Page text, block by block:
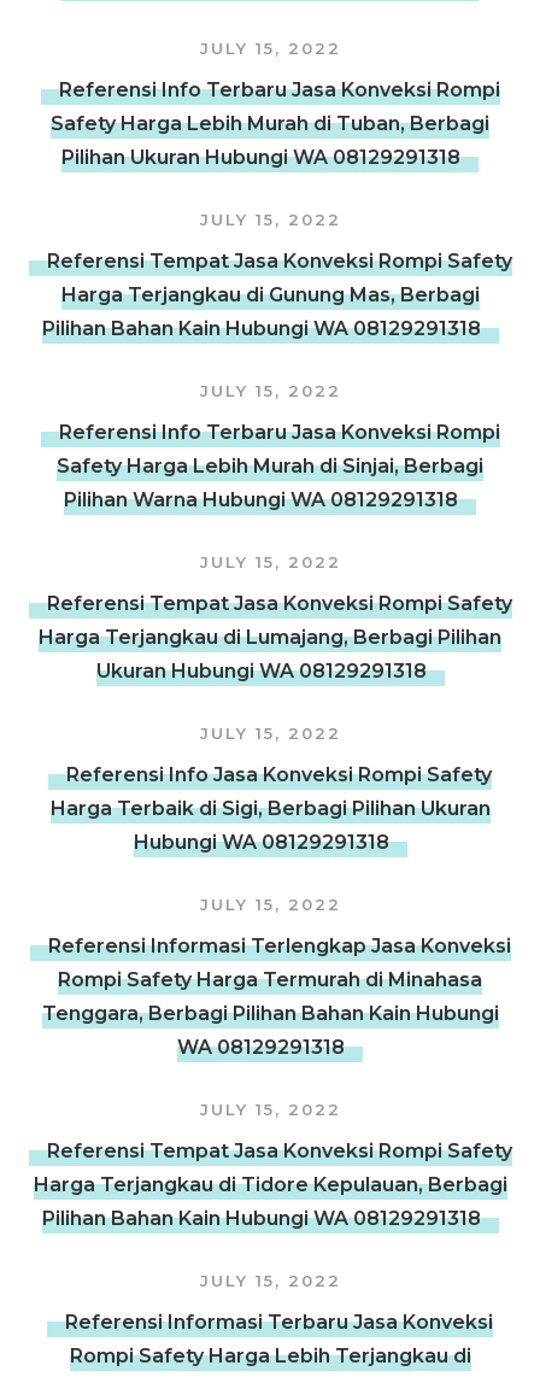
JULY 15, 2022
Referensi Info Terbaru Jasa Konveksi Rompi
Safety Harga Lebih Murah di Tuban, Berbagi
Pilihan Ukuran Hubungi WA 08129291318
JULY 15, 2022
Referensi Tempat Jasa Konveksi Rompi Safety
Harga Terjangkau di Gunung Mas, Berbagi
Pilihan Bahan Kain Hubungi WA 08129291318
JULY 15, 2022
Referensi Info Terbaru Jasa Konveksi Rompi
Safety Harga Lebih Murah di Sinjai, Berbagi
Pilihan Warna Hubungi WA 08129291318
JULY 15, 2022
Referensi Tempat Jasa Konveksi Rompi Safety
Harga Terjangkau di Lumajang, Berbagi Pilihan
Ukuran Hubungi WA 08129291318
JULY 15, 2022
Referensi Info Jasa Konveksi Rompi Safety
Harga Terbaik di Sigi, Berbagi Pilihan Ukuran
Hubungi WA 08129291318
JULY 15, 2022
Referensi Informasi Terlengkap Jasa Konveksi
Rompi Safety Harga Termurah di Minahasa
Tenggara, Berbagi Pilihan Bahan Kain Hubungi
WA 08129291318
JULY 15, 2022
Referensi Tempat Jasa Konveksi Rompi Safety
Harga Terjangkau di Tidore Kepulauan, Berbagi
Pilihan Bahan Kain Hubungi WA 08129291318
JULY 15, 2022
Referensi Informasi Terbaru Jasa Konveksi
Rompi Safety Harga Lebih Terjangkau di